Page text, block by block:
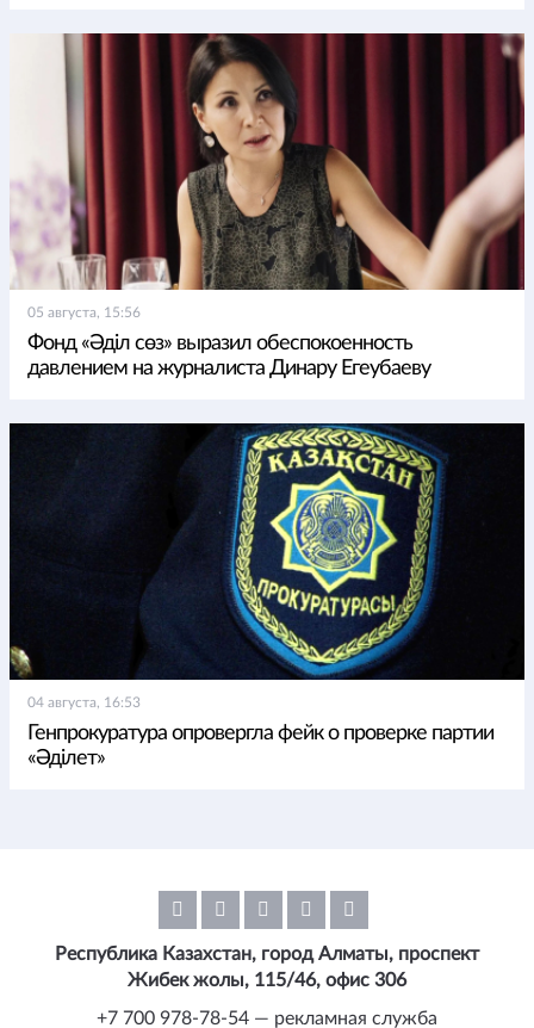
05 августа, 15:56
Фонд «Әділ сөз» выразил обеспокоенность
давлением на журналиста Динару Егеубаеву
04 августа, 16:53
Генпрокуратура опровергла фейк о проверке партии
«Әділет»
Республика Казахстан, город Алматы, проспект
Жибек жолы, 115/46, офис 306
+7 700 978-78-54 — рекламная служба